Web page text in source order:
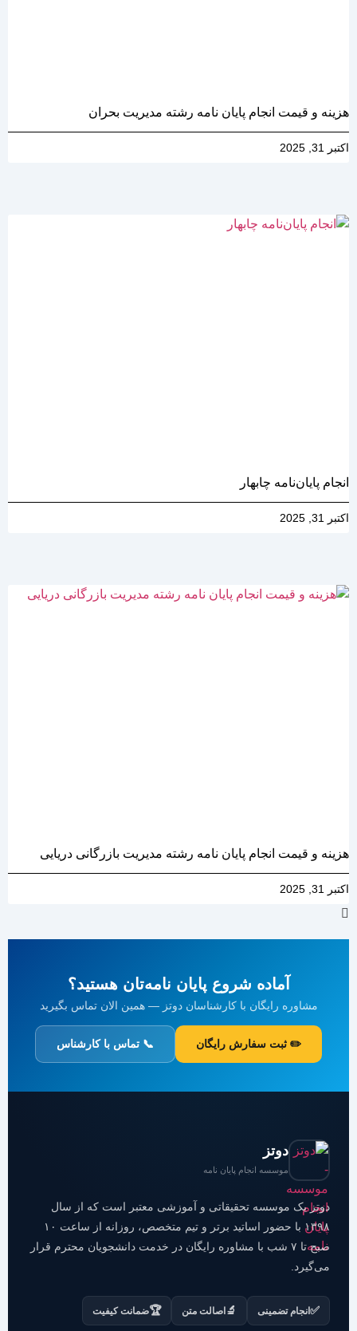
هزینه و قیمت انجام پایان نامه رشته مدیریت بحران
اکتبر 31, 2025
انجام پایان‌نامه چابهار
اکتبر 31, 2025
هزینه و قیمت انجام پایان نامه رشته مدیریت بازرگانی دریایی
اکتبر 31, 2025
آماده شروع پایان نامه‌تان هستید؟
مشاوره رایگان با کارشناسان دوتز — همین الان تماس بگیرید
✏️ ثبت سفارش رایگان 📞 تماس با کارشناس
دوتز
موسسه انجام پایان نامه
دوتز یک موسسه تحقیقاتی و آموزشی معتبر است که از سال
۱۳۹۸ با حضور اساتید برتر و تیم متخصص، روزانه از ساعت ۱۰
صبح تا ۷ شب با مشاوره رایگان در خدمت دانشجویان محترم قرار
می‌گیرد.
✅انجام تضمینی 🔬اصالت متن 🏆ضمانت کیفیت